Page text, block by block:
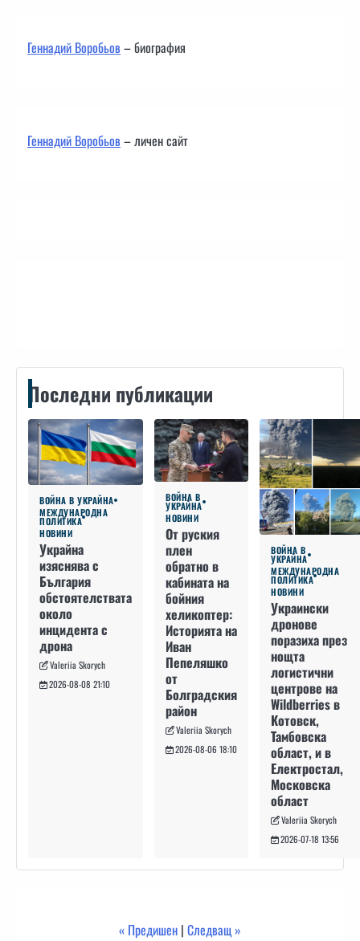
Геннадий Воробьов– биография
Геннадий Воробьов– личен сайт
Последни публикации
ВОЙНА В УКРАЙНА
МЕЖДУНАРОДНА
ПОЛИТИКА
НОВИНИ
Украйна
изяснява с
България
обстоятелствата
около
инцидента с
дрона
Valeriia Skorych
2026-08-08 21:10
ВОЙНА В
УКРАЙНА
НОВИНИ
От руския
плен
обратно в
кабината на
бойния
хеликоптер:
Историята на
Иван
Пепеляшко
от
Болградския
район
Valeriia Skorych
2026-08-06 18:10
ВОЙНА В
УКРАЙНА
МЕЖДУНАРОДНА
ПОЛИТИКА
НОВИНИ
Украински
дронове
поразиха през
нощта
логистични
центрове на
Wildberries в
Котовск,
Тамбовска
област, и в
Електростал,
Московска
област
Valeriia Skorych
2026-07-18 13:56
« Предишен | Следващ »